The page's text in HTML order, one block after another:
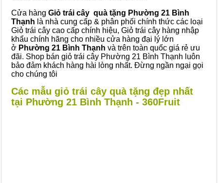
Cửa hàng Giỏ trái cây quà tặng Phường 21 Bình
Thạnh là nhà cung cấp & phân phối chính thức các loại
Giỏ trái cây cao cấp chính hiệu, Giỏ trái cây hàng nhập
khẩu chính hãng cho nhiều cửa hàng đại lý lớn
ở Phường 21 Bình Thạnh và trên toàn quốc giá rẻ ưu
đãi. Shop bán giỏ trái cây Phường 21 Bình Thạnh luôn
bảo đảm khách hàng hài lòng nhất. Đừng ngần ngại gọi
cho chúng tôi
Các mẫu giỏ trái cây quà tặng đẹp nhất
tại Phường 21 Bình Thạnh - 360Fruit